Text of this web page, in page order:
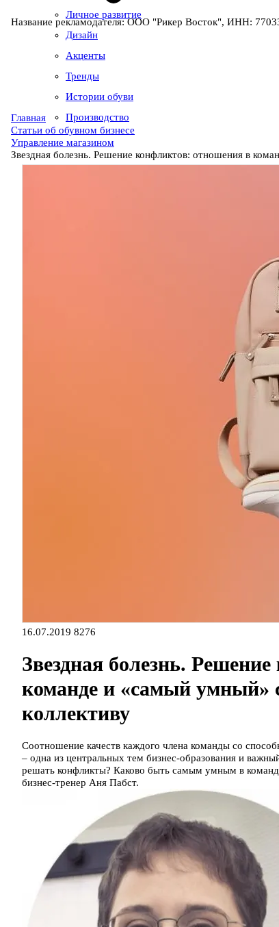
Личное развитие
Дизайн
Акценты
Тренды
Истории обуви
Производство
Название рекламодателя: ООО "Рикер Восток", ИНН:
Главная
Статьи об обувном бизнесе
Управление магазином
Звездная болезнь. Решение конфликтов: отношения в
16.07.2019 8276
Звездная болезнь.
команде и «самый умный»
коллективу
Соотношение качеств каждого члена команды со
– одна из центральных тем бизнес-образования и
решать конфликты? Каково быть самым умным в
бизнес-тренер Аня Пабст.